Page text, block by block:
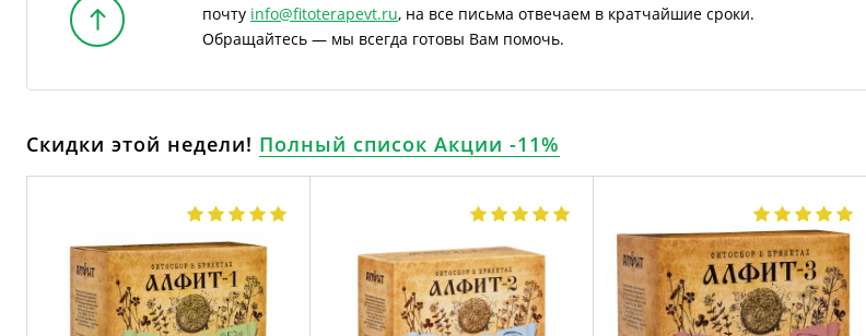
почту info@fitoterapevt.ru, на все письма отвечаем в кратчайшие сроки.
Обращайтесь — мы всегда готовы Вам помочь.
Скидки этой недели! Полный список Акции -11%